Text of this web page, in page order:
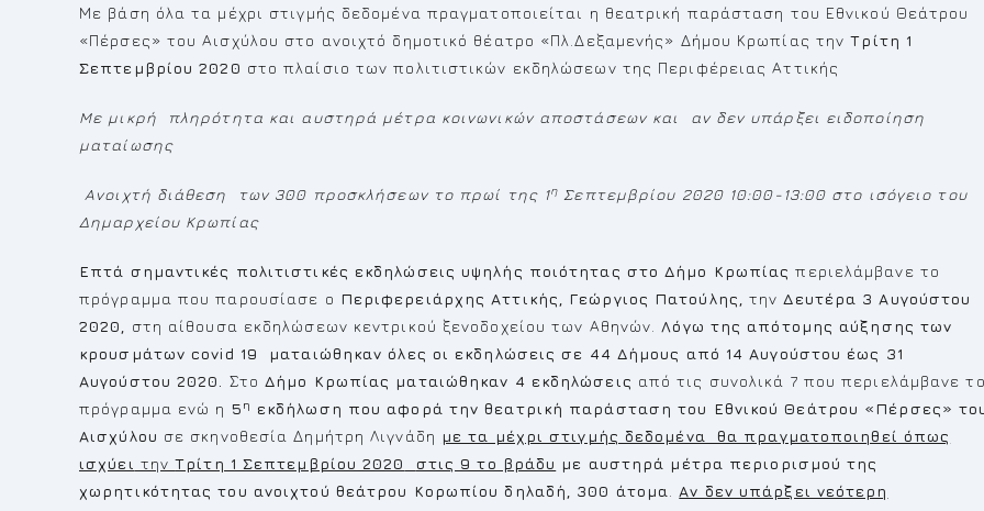
Με βάση όλα τα μέχρι στιγμής δεδομένα πραγματοποιείται η θεατρική παράσταση του Εθνικού Θεάτρου
«Πέρσες» του Αισχύλου στο ανοιχτό δημοτικό θέατρο «Πλ.Δεξαμενής» Δήμου Κρωπίας τηνΤρίτη 1
Σεπτεμβρίου 2020 στο πλαίσιο των πολιτιστικών εκδηλώσεων της Περιφέρειας Αττικής
Με μικρή πληρότητα και αυστηρά μέτρα κοινωνικών αποστάσεων και αν δεν υπάρξει ειδοποίηση
ματαίωσης
Ανοιχτή διάθεση των 300 προσκλήσεων το πρωί της 1η Σεπτεμβρίου 2020 10:00-13:00 στο ισόγειο του
Δημαρχείου Κρωπίας
Επτά σημαντικές πολιτιστικές εκδηλώσεις υψηλής ποιότητας στο Δήμο Κρωπίας περιελάμβανε το
πρόγραμμα που παρουσίασε ο Περιφερειάρχης Αττικής, Γεώργιος Πατούλης, την Δευτέρα 3 Αυγούστου
2020,
στη αίθουσα εκδηλώσεων κεντρικού ξενοδοχείου των Αθηνών. Λόγω της απότομης αύξησης των
κρουσμάτωνcovid 19 ματαιώθηκαν όλες οι εκδηλώσεις σε 44 Δήμους από 14 Αυγούστου έως 31
Αυγούστου 2020.
Στο Δήμο Κρωπίας ματαιώθηκαν 4 εκδηλώσεις από τις συνολικά 7 που περιελάμβανε
πρόγραμμα ενώ η 5 η
εκδήλωση που αφορά την θεατρική παράσταση του Εθνικού Θεάτρου «Πέρσες»
Αισχύλου σε σκηνοθεσία Δημήτρη Λιγνάδη με τα μέχρι στιγμής δεδομένα θα πραγματοποιηθεί όπως
ισχύει τηνΤρίτη 1 Σεπτεμβρίου 2020 στις 9 το βράδυ με αυστηρά μέτρα περιορισμού της
χωρητικότητας του ανοιχτού θεάτρου Κορωπίου δηλαδή, 300 άτομα
Αν δεν υπάρξει νεότερη